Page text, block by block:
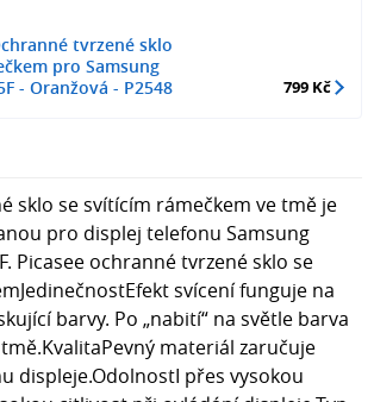
tvrzené sklo
pro Samsung
- Oranžová - P2548
799 Kč
sklo se svítícím rámečkem ve tmě je
pro displej telefonu Samsung
Picasee ochranné tvrzené sklo se
svícení funguje na
barvy. Po „nabití“ na světle barva
materiál zaručuje
displeje.OdolnostI přes vysokou